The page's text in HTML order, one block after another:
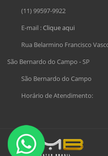
(11) 99597-9922
E-mail :Clique aqui
Rua Belarmino Francisco
São Bernardo do Campo - SP
São Bernardo do Campo
Horário de Atendimento: